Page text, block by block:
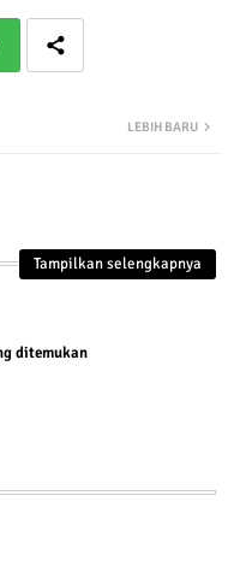
LEBIH BARU
Tampilkan selengkapnya
ditemukan